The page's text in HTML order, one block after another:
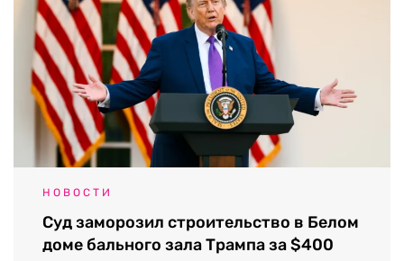
НОВОСТИ
Суд заморозил строительство в Белом
доме бального зала Трампа за $400